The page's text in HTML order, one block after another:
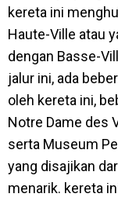
kereta ini
Haute-Ville atau
dengan Basse-
jalur ini, ada
oleh kereta ini,
Notre Dame des
serta Museum
yang disajikan
menarik. kereta